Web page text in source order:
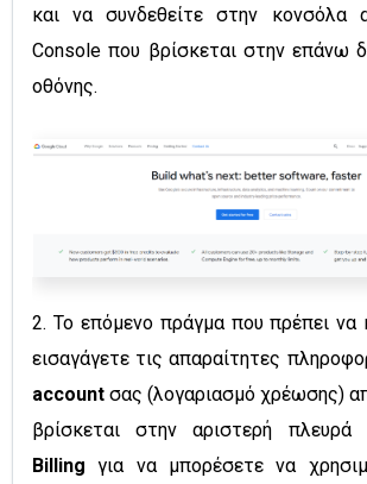
και να συνδεθείτε στην κονσόλα
Console που βρίσκεται στην επάνω
οθόνης.
2. Το επόμενο πράγμα που πρέπει να
εισαγάγετε τις απαραίτητες
account σας (λογαριασμό χρέωσης)
βρίσκεται στην αριστερή
Billingγια να μπορέσετε να